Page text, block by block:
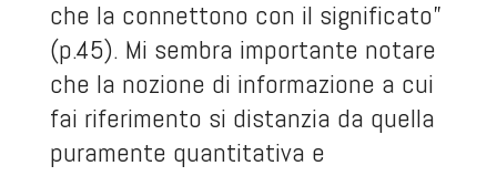
che la connettono con il significato”
(p.45). Mi sembra importante notare
che la nozione di informazione a cui
fai riferimento si distanzia da quella
puramente quantitativa e